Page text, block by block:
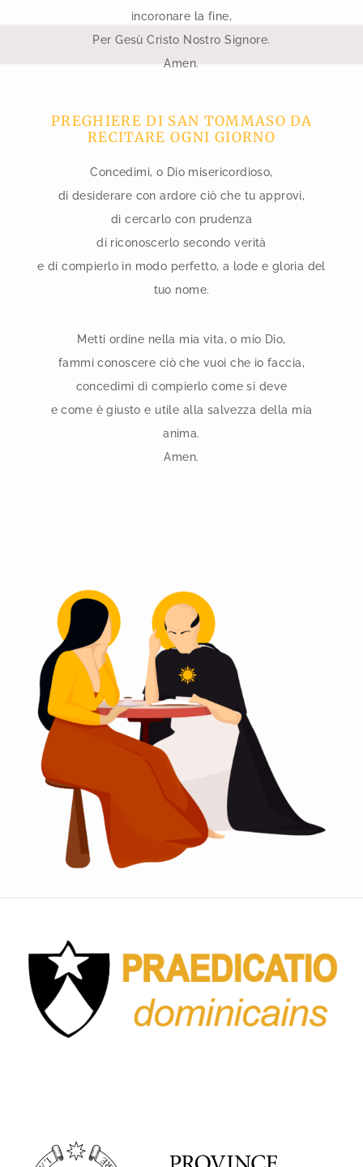
incoronare la fine,
Per Gesù Cristo Nostro Signore.
Amen.
PREGHIERE DI SAN TOMMASO DA
RECITARE OGNI GIORNO
Concedimi, o Dio misericordioso,
di desiderare con ardore ciò che tu approvi,
di cercarlo con prudenza
di riconoscerlo secondo verità
e di compierlo in modo perfetto, a lode e gloria del
tuo nome.
Metti ordine nella mia vita, o mio Dio,
fammi conoscere ciò che vuoi che io faccia,
concedimi di compierlo come si deve
e come è giusto e utile alla salvezza della mia
anima.
Amen.